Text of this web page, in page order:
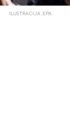
ILUSTRACIJA: EPA